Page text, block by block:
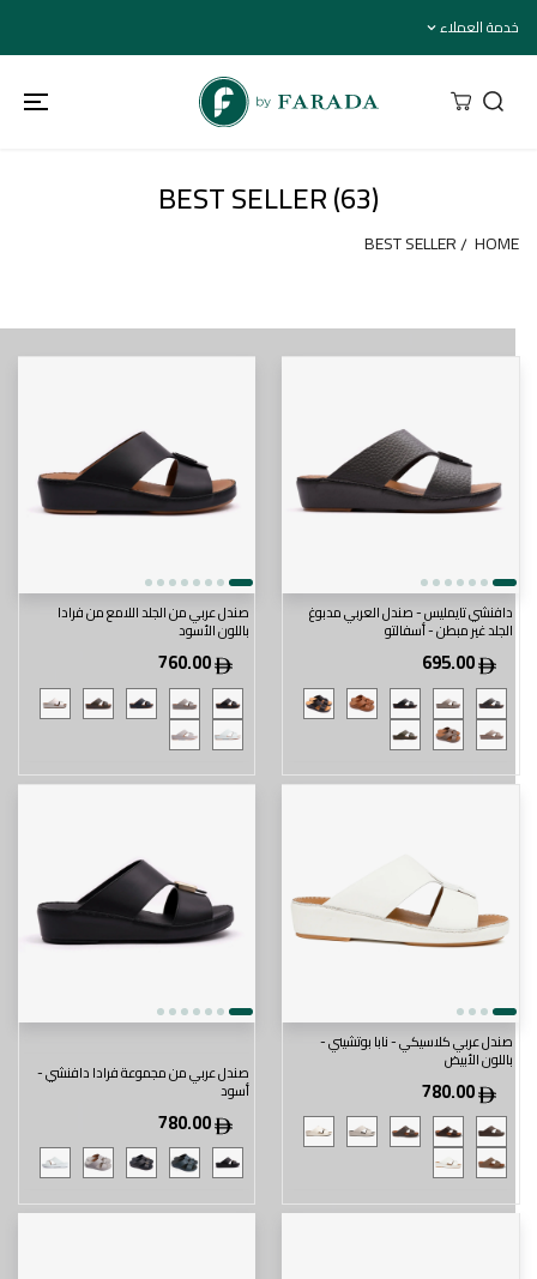
تخطي إلى
المحتوى
خدمة العملاء
BEST SELLER (63)
HOME
BEST SELLER
دافنشي تايمليس - صندل العربي مدبوغ
الجلد غير مبطن - أسفالتو
صندل عربي من الجلد اللامع من فرادا
باللون الأسود
760.00
صندل عربي كلاسيكي - نابا بوتشيني -
باللون الأبيض
صندل عربي من مجموعة فرادا دافنشي -
أسود
780.00